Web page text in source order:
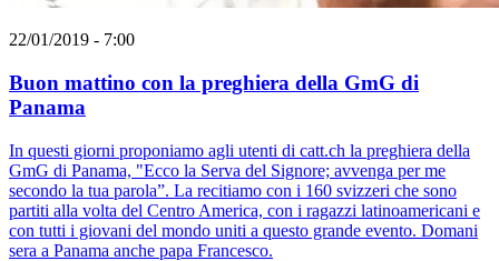
22/01/2019 - 7:00
Buon mattino con la preghiera della GmG di
Panama
In questi giorni proponiamo agli utenti di catt.ch la preghiera della
GmG di Panama, "Ecco la Serva del Signore; avvenga per me
secondo la tua parola”. La recitiamo con i 160 svizzeri che sono
partiti alla volta del Centro America, con i ragazzi latinoamericani e
con tutti i giovani del mondo uniti a questo grande evento. Domani
sera a Panama anche papa Francesco.